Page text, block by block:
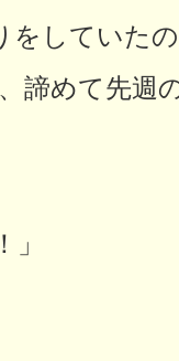
をしていた
諦めて先週